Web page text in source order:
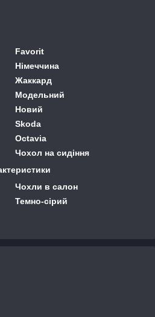
Favorit
Німеччина
Жаккард
Модельний
Новий
Skoda
Octavia
Чохол на сидіння
Чохли в салон
Темно-сірий